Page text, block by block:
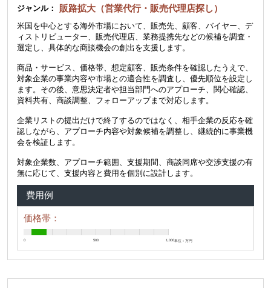
ジャンル： 販路拡大（営業代行・販売代理店探し）
米国を中心とする海外市場において、販売先、顧客、バイヤー、デ
ィストリビューター、販売代理店、業務提携先などの候補を調査・
選定し、具体的な商談機会の創出を支援します。
商品・サービス、価格帯、想定顧客、販売条件を確認したうえで、
対象企業の事業内容や市場との適合性を調査し、優先順位を設定し
ます。その後、意思決定者や担当部門へのアプローチ、関心確認、
資料共有、商談調整、フォローアップまで対応します。
企業リストの提出だけで終了するのではなく、相手企業の反応を確
認しながら、アプローチ内容や対象候補を調整し、継続的に事業機
会を検証します。
対象企業数、アプローチ範囲、支援期間、商談同席や交渉支援の有
無に応じて、支援内容と費用を個別に設計します。
費用例
価格帯：
0 500 1,000 単位：万円